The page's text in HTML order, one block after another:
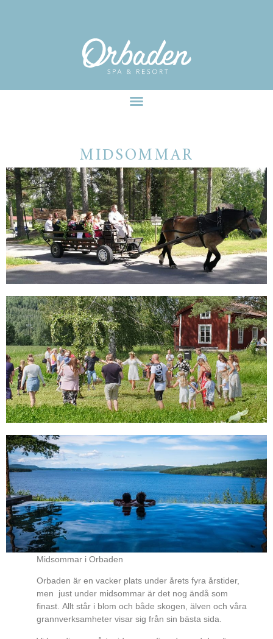
MIDSOMMAR
Midsommar i Orbaden
Orbaden är en vacker plats under årets fyra årstider,
men just under midsommar är det nog ändå som
finast. Allt står i blom och både skogen, älven och våra
grannverksamheter visar sig från sin bästa sida.